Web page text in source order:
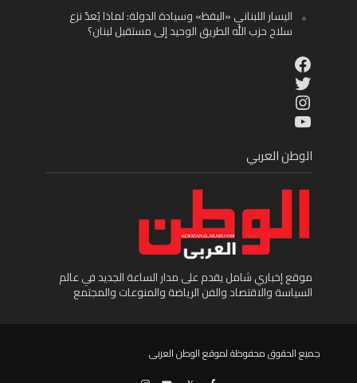
اليسار اللبناني «اليقظ» وسيادة الدولة: لماذا يُعدّ نزع
سلاح حزب الله الطريق الوحيد إلى مستقبل لبنان؟
Facebook
Twitter
Instagram
YouTube
الوطن العربي
موقع إخباري شامل يقدم على مدار الساعة الجديد في عالم
السياسة والاقتصاد والفن الرياضة والمنوعات والمجتمع
جميع الحقوق محفوظة لموقع الوطن العربى